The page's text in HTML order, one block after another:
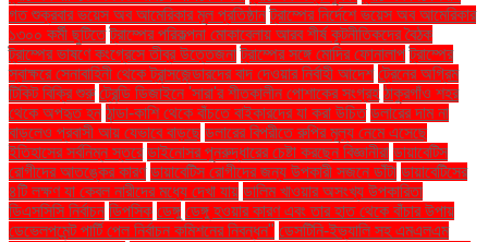
গত শুক্রবার ভয়েস অব আমেরিকার মূল প্রতিষ্ঠান ট্রাম্পের নির্দেশে ভয়েস অব আমেরিকার
১৩০০ কর্মী ছুটিতে ট্রাম্পের পরিকল্পনা মোকাবেলায় আরব শীর্ষ কূটনীতিকদের বৈঠক
ট্রাম্পের ভাষণে কংগ্রেসে তীব্র উত্তেজনা ট্রাম্পের সঙ্গে মোদির ফোনালাপ ট্রাম্পের
স্বাক্ষরে সেনাবাহিনী থেকে ট্রান্সজেন্ডারদের বাদ দেওয়ার নির্বাহী আদেশ ট্রেনের অগ্রিম
টিকিট বিক্রি শুরু ট্রেন্ডি ডিজাইনে 'সারা'র শীতকালীন পোশাকের সংগ্রহ ঠাকুরগাঁও শহর
থেকে অপহৃত হন ঠান্ডা-কাশি থেকে বাঁচতে বাইকারদের যা করা উচিত ডলারের দাম না
বাড়লেও প্রবাসী আয় যেভাবে বাড়ছে ডলারের বিপরীতে রুপির মূল্য নেমে এসেছে
ইতিহাসের সর্বনিম্ন স্তরে ডাইনোসর পুনরুদ্ধারের চেষ্টা করছেন বিজ্ঞানীরা ডায়াবেটিস
রোগীদের আতঙ্কের কারণ ডায়াবেটিস রোগীদের জন্য উপকারী সজনে ডাঁটা ডায়াবেটিসের
৪টি লক্ষণ যা কেবল নারীদের মধ্যে দেখা যায় ডালিম খাওয়ার অসংখ্য উপকারিতা
ডিএসসিসি নির্বাচন ডিপসিক ডেঙ্গু ডেঙ্গু হওয়ার কারণ এবং তার হাত থেকে বাঁচার উপায়
ডেভেলপমেন্ট পার্টি পেল নির্বাচন কমিশনের নিবন্ধন" ডেসটিনি-ইভ্যালি সহ এমএলএম